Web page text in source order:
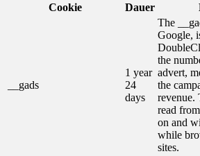
Cookie
Dauer
__gads
1 year
24
days
The
Google,
the
advert,
the
revenue.
read
on and
while
sites.